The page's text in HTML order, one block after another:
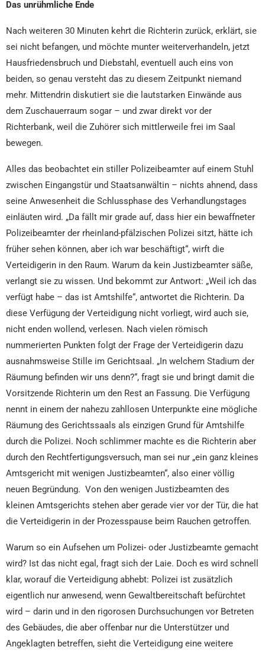
Das unrühmliche Ende
Nach weiteren 30 Minuten kehrt die Richterin zurück, erklärt, sie
sei nicht befangen, und möchte munter weiterverhandeln, jetzt
Hausfriedensbruch und Diebstahl, eventuell auch eins von
beiden, so genau versteht das zu diesem Zeitpunkt niemand
mehr. Mittendrin diskutiert sie die lautstarken Einwände aus
dem Zuschauerraum sogar – und zwar direkt vor der
Richterbank, weil die Zuhörer sich mittlerweile frei im Saal
bewegen.
Alles das beobachtet ein stiller Polizeibeamter auf einem Stuhl
zwischen Eingangstür und Staatsanwältin – nichts ahnend, dass
seine Anwesenheit die Schlussphase des Verhandlungstages
einläuten wird. „Da fällt mir grade auf, dass hier ein bewaffneter
Polizeibeamter der rheinland-pfälzischen Polizei sitzt, hätte ich
früher sehen können, aber ich war beschäftigt“, wirft die
Verteidigerin in den Raum. Warum da kein Justizbeamter säße,
verlangt sie zu wissen. Und bekommt zur Antwort: „Weil ich das
verfügt habe – das ist Amtshilfe“, antwortet die Richterin. Da
diese Verfügung der Verteidigung nicht vorliegt, wird auch sie,
nicht enden wollend, verlesen. Nach vielen römisch
nummerierten Punkten folgt der Frage der Verteidigerin dazu
ausnahmsweise Stille im Gerichtsaal. „In welchem Stadium der
Räumung befinden wir uns denn?“, fragt sie und bringt damit die
Vorsitzende Richterin um den Rest an Fassung. Die Verfügung
nennt in einem der nahezu zahllosen Unterpunkte eine mögliche
Räumung des Gerichtssaals als einzigen Grund für Amtshilfe
durch die Polizei. Noch schlimmer machte es die Richterin aber
durch den Rechtfertigungsversuch, man sei nur „ein ganz kleines
Amtsgericht mit wenigen Justizbeamten“, also einer völlig
neuen Begründung. Von den wenigen Justizbeamten des
kleinen Amtsgerichts stehen aber gerade vier vor der Tür, die hat
die Verteidigerin in der Prozesspause beim Rauchen getroffen.
Warum so ein Aufsehen um Polizei- oder Justizbeamte gemacht
wird? Ist das nicht egal, fragt sich der Laie. Doch es wird schnell
klar, worauf die Verteidigung abhebt: Polizei ist zusätzlich
eigentlich nur anwesend, wenn Gewaltbereitschaft befürchtet
wird – darin und in den rigorosen Durchsuchungen vor Betreten
des Gebäudes, die aber offenbar nur die Unterstützer und
Angeklagten betreffen, sieht die Verteidigung eine weitere